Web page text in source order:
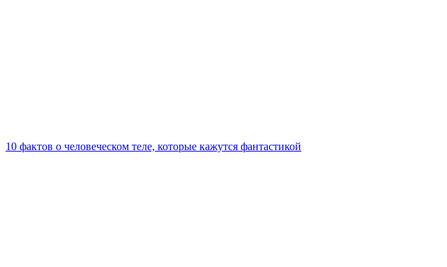
10 фактов о человеческом теле, которые кажутся фантастикой